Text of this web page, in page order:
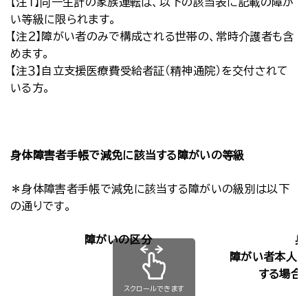
い等級に限られます。
【注２】障がい者のみで構成される世帯の、常時介護者も含
めます。
【注３】自立支援医療費受給者証（精神通院）を交付されて
いる方。
身体障害者手帳で減免に該当する障がいの等級
＊身体障害者手帳で減免に該当する障がいの級別は以下
の通りです。
障がいの区分
身
障がい者本人
する場合
スクロールできます